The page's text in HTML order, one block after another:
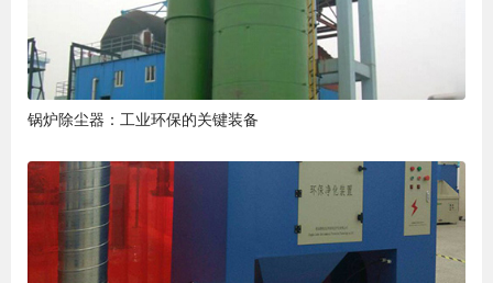
锅炉除尘器：工业环保的关键装备